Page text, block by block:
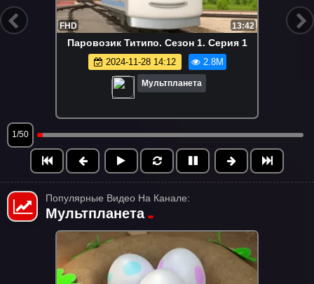
FHD 13:42
Паровозик Титипо. Сезон 1. Серия 1
2024-11-28 14:12 2.8M
Мультпланета
1/50
Популярные Видео На Канале:
Мультпланета